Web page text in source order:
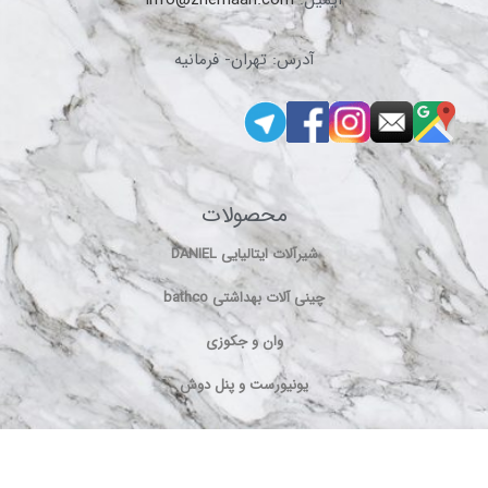
آدرس: تهران- فرمانیه
محصولات
شیرآلات ایتالیایی DANIEL
چینی آلات بهداشتی bathco
وان و جکوزی
یونیورست و پنل دوش